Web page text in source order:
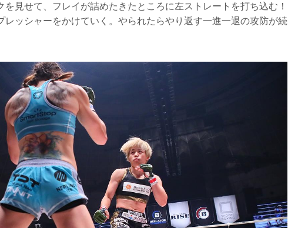
見せて、フレイが詰めたきたところに左ストレートを打ち込む！
レッシャーをかけていく。やられたらやり返す一進一退の攻防が続